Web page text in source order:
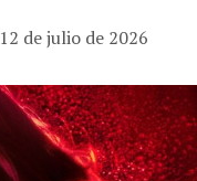
12 de julio de 2026